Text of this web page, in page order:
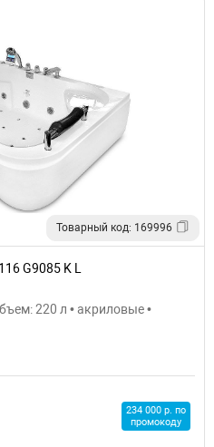
Товарный код: 169996
G9085 K L
220 л • акриловые •
234 000 р. по
промокоду